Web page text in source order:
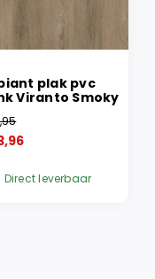
plak pvc
Viranto Smoky
Direct leverbaar